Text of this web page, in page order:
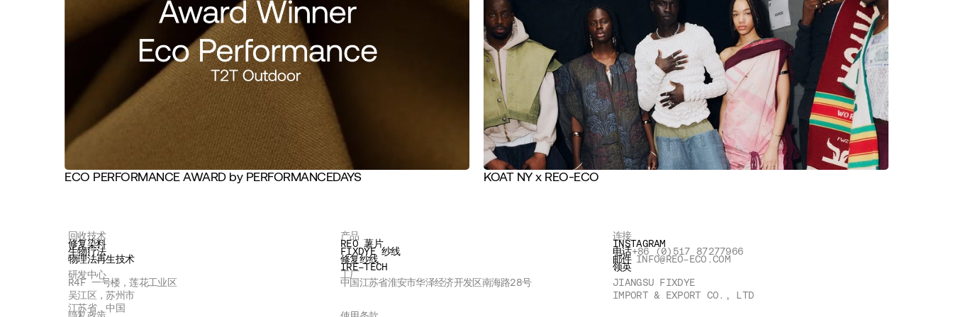
ECO PERFORMANCE AWARD by PERFORMANCEDAYS KOAT NY x REO-ECO
回收技术
修复染料
生物疗法
物理法再生技术
产品
REO 薯片
FIXDYE 纱线
修复纱线
IRE-TECH
连接
INSTAGRAM
电话+86 (0)517 87277966
邮件 INFO@REO-ECO.COM
领英
研发中心
R4F 一号楼，莲花工业区
吴江区，苏州市
江苏省，中国
工厂
中国江苏省淮安市华泽经济开发区南海路28号
JIANGSU FIXDYE
IMPORT & EXPORT CO., LTD